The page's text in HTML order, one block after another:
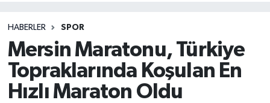
HABERLER SPOR
Mersin Maratonu, Türkiye
Topraklarında Koşulan En
Hızlı Maraton Oldu
Haber Arşivi